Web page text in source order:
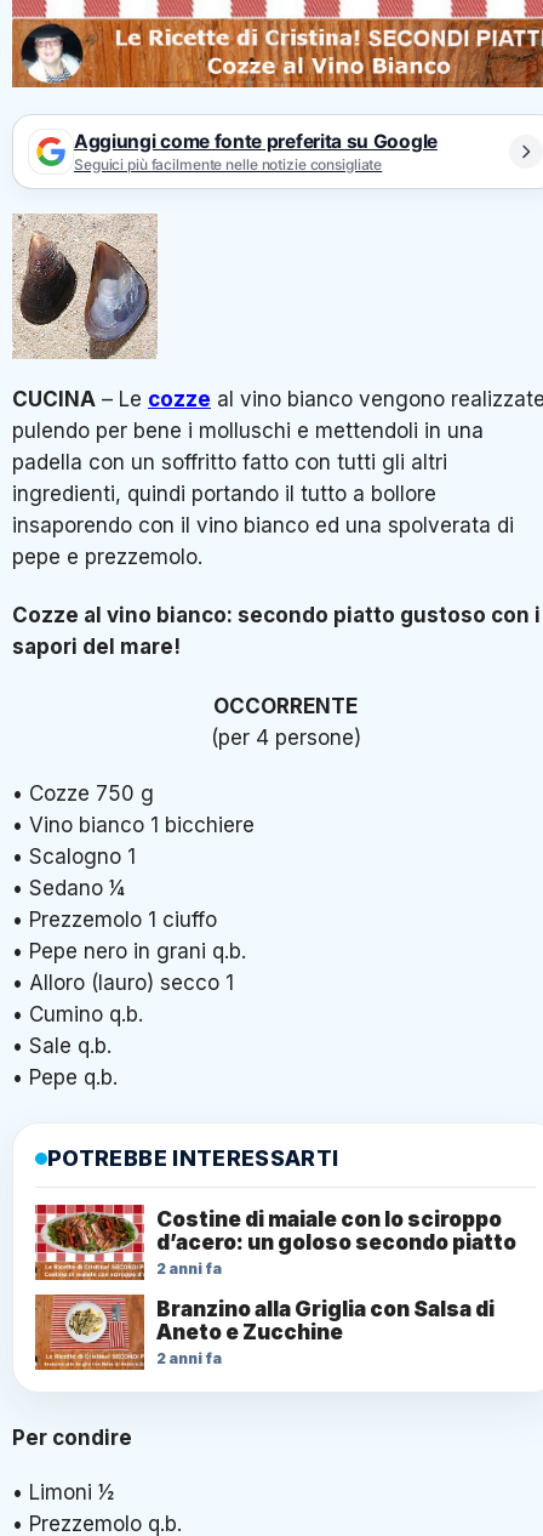
Aggiungi come fonte preferita su Google
Seguici più facilmente nelle notizie consigliate
CUCINA – Le cozze al vino bianco vengono
pulendo per bene i molluschi e mettendoli in una
padella con un soffritto fatto con tutti gli altri
ingredienti, quindi portando il tutto a bollore
insaporendo con il vino bianco ed una spolverata di
pepe e prezzemolo.
Cozze al vino bianco: secondo piatto gustoso con i
sapori del mare!
OCCORRENTE
(per 4 persone)
• Cozze 750 g
• Vino bianco 1 bicchiere
• Scalogno 1
• Sedano 1⁄4
• Prezzemolo 1 ciuffo
• Pepe nero in grani q.b.
• Alloro (lauro) secco 1
• Cumino q.b.
• Sale q.b.
• Pepe q.b.
POTREBBE INTERESSARTI
Costine di maiale con lo sciroppo
d’acero: un goloso secondo piatto
2 anni fa
Branzino alla Griglia con Salsa di
Aneto e Zucchine
2 anni fa
Per condire
• Limoni 1⁄2
• Prezzemolo q.b.